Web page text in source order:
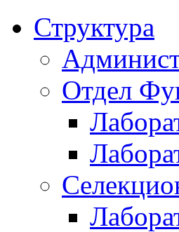
Структура
Отдел